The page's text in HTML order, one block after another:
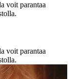
voit parantaa
voit parantaa